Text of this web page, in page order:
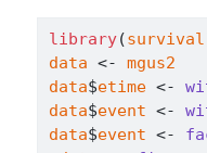
library(survival
data <-
mgus2
data$etime <-
data$event <-
data$event <-